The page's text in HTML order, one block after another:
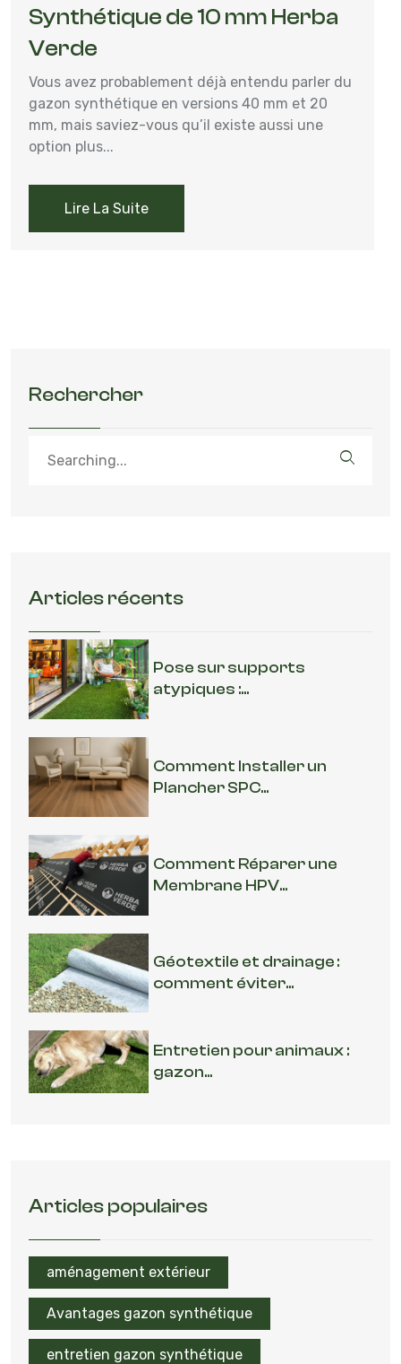
Synthétique de 10 mm Herba
Verde
Vous avez probablement déjà entendu parler du
gazon synthétique en versions 40 mm et 20
mm, mais saviez-vous qu’il existe aussi une
option plus...
Lire La Suite
Rechercher
Articles récents
Pose sur supports
atypiques :...
Comment Installer un
Plancher SPC...
Comment Réparer une
Membrane HPV...
Géotextile et drainage :
comment éviter...
Entretien pour animaux :
gazon...
Articles populaires
aménagement extérieur
Avantages gazon synthétique
entretien gazon synthétique